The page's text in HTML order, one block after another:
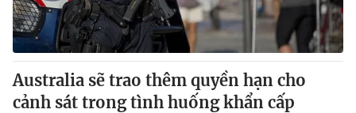
Sản phẩm
Thị trường
Tư vấn
Lịch phát sóng
Chuyên mục khác
Australia sẽ trao thêm quyền hạn cho
cảnh sát trong tình huống khẩn cấp